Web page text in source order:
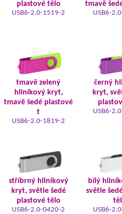
plastové tělo
USB6-2.0-1519-2
tmavě
USB6-
tmavě zelený
hliníkový kryt,
tmavě šedé plastové
t
USB6-2.0-1819-2
černý
kryt,
USB6-
stříbrný hliníkový
kryt, světle šedé
plastové tělo
USB6-2.0-0420-2
bílý
světle
USB6-